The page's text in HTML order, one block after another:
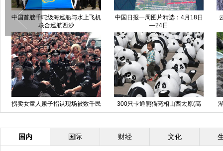
中国首艘千吨级海巡船与水上飞机
联合巡航西沙
中国日报一周图片精选：4月18日
—24日
拐卖女童人贩子指认现场被数千民
众包围
300只卡通熊猫亮相山西太原(高
清组图)
国内 国际 财经 文化